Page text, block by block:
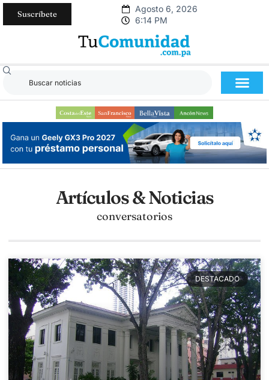
Suscríbete
Agosto 6, 2026
6:14 PM
Artículos & Noticias
conversatorios
DESTACADO